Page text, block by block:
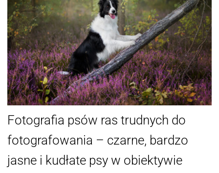
Fotografia psów ras trudnych do
fotografowania – czarne, bardzo
jasne i kudłate psy w obiektywie